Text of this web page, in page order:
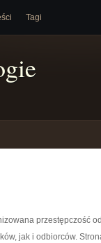
Tagi
przestępczość
jak i odbiorców.